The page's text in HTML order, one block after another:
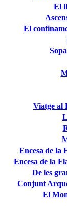
El
El
Viatge al
Encesa de la
Encesa de la
De les
Conjunt
El